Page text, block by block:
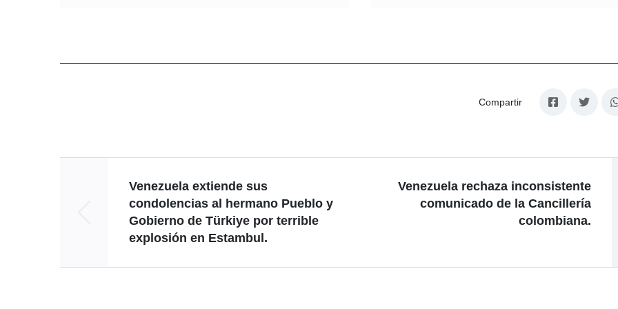
Compartir
Venezuela extiende sus
condolencias al hermano Pueblo y
Gobierno de Türkiye por terrible
explosión en Estambul.
Venezuela rechaza inconsistente
comunicado de la Cancillería
colombiana.